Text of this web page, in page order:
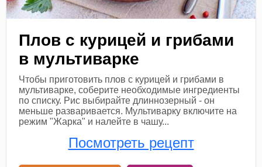
Плов с курицей и грибами
в мультиварке
Чтобы приготовить плов с курицей и грибами в
мультиварке, соберите необходимые ингредиенты
по списку. Рис выбирайте длиннозерный - он
меньше разваривается. Мультиварку включите на
режим "Жарка" и налейте в чашу...
Посмотреть рецепт